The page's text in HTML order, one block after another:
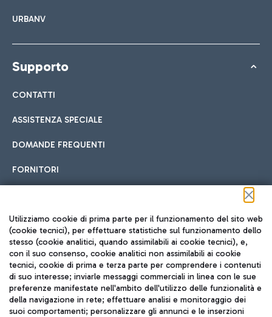
URBANV
Supporto
CONTATTI
ASSISTENZA SPECIALE
DOMANDE FREQUENTI
FORNITORI
Seguici sui social
TRAVEL JOURNAL
ITA
Utilizziamo cookie di prima parte per il funzionamento del sito web
(cookie tecnici), per effettuare statistiche sul funzionamento dello
stesso (cookie analitici, quando assimilabili ai cookie tecnici), e,
con il suo consenso, cookie analitici non assimilabili ai cookie
tecnici, cookie di prima e terza parte per comprendere i contenuti
di suo interesse; inviarle messaggi commerciali in linea con le sue
preferenze manifestate nell'ambito dell'utilizzo delle funzionalità e
della navigazione in rete; effettuare analisi e monitoraggio dei
suoi comportamenti; personalizzare gli annunci e le inserzioni